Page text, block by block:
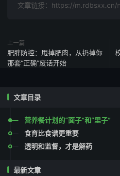
文章链接：https://
上一篇
肥胖防控：甩掉肥肉，从扔掉你
那套“正确”废话开始
文章目录
营养餐计划的“面子”和“里子”
食育比食谱更重要
透明和监督，才是解药
最新文章